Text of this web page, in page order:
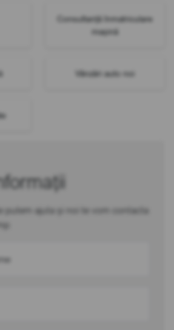
Consultanță înmatriculare
mașină
Vânzări auto noi
putem ajuta și noi te vom contacta